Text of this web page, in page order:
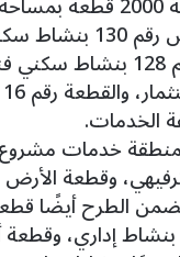
وفي مدينة السويس
9663 متر مربع بالمنطقة
العبور، تم طرح قطعة الأرض رقم
بمساحة 927 مترًا مربعًا